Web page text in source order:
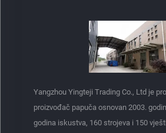
Yangzhou Yingteji Trading Co., Ltd je
proizvođač papuča osnovan 2003.
godina iskustva, 160 strojeva i 150